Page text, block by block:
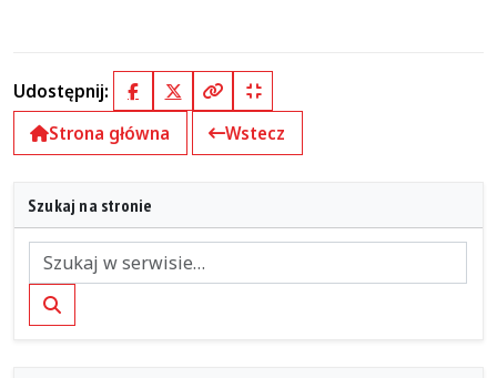
Udostępnij: FacebookX (Twitter)
Kopiuj pełny link
Kopiuj krótki link
Strona główna
Wstecz
Szukaj na stronie
Szukaj